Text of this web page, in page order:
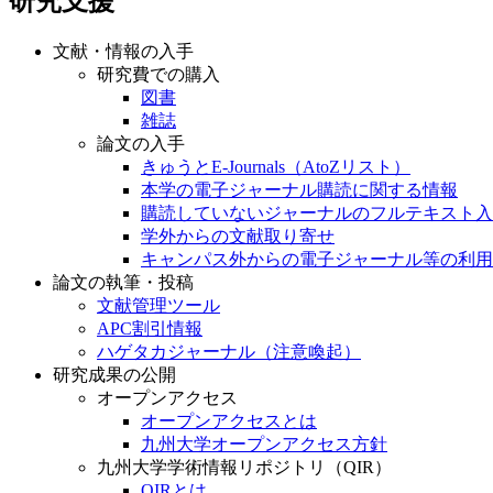
文献・情報の入手
研究費での購入
図書
雑誌
論文の入手
きゅうとE-Journals（AtoZリスト）
本学の電子ジャーナル購読に関する情報
購読していないジャーナルのフルテキスト
学外からの文献取り寄せ
キャンパス外からの電子ジャーナル等の利用
論文の執筆・投稿
文献管理ツール
APC割引情報
ハゲタカジャーナル（注意喚起）
研究成果の公開
オープンアクセス
オープンアクセスとは
九州大学オープンアクセス方針
九州大学学術情報リポジトリ（QIR）